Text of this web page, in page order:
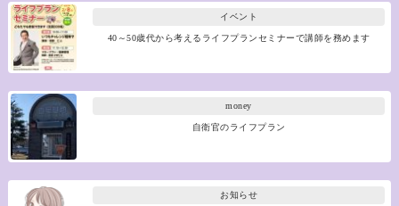
イベント
40～50歳代から考えるライフプランセミナーで講師を務めます
money
自衛官のライフプラン
お知らせ